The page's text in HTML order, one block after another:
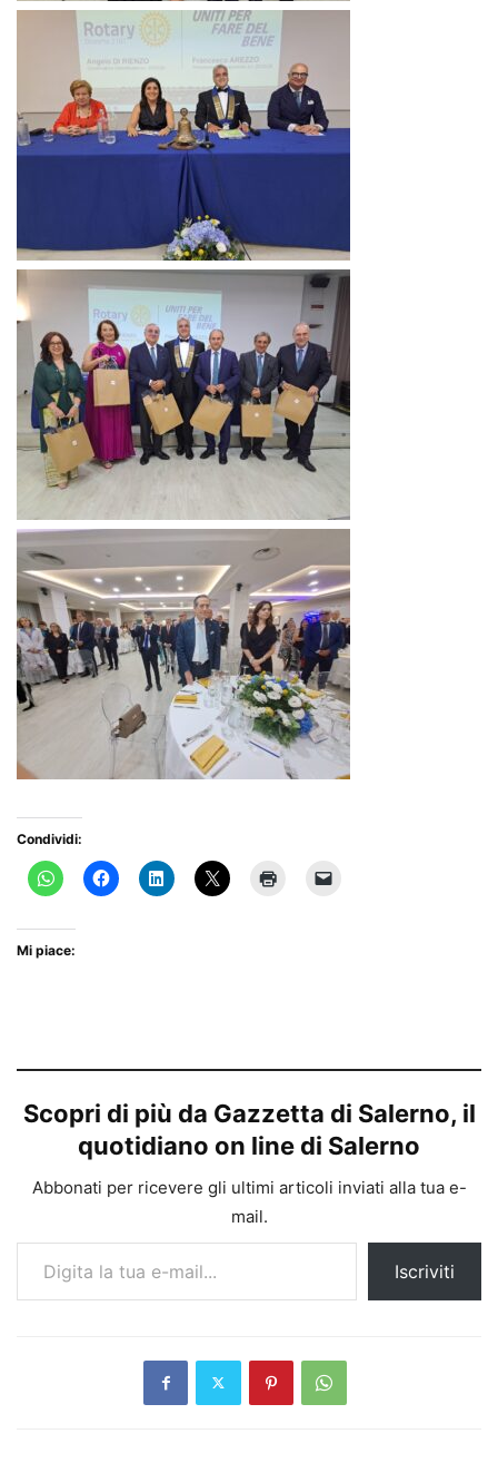
Condividi:
Mi piace:
Scopri di più da Gazzetta di Salerno, il
quotidiano on line di Salerno
Abbonati per ricevere gli ultimi articoli inviati alla tua e-
mail.
Digita la tua e-mail...
Iscriviti